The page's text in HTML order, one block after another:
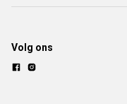
Volg ons